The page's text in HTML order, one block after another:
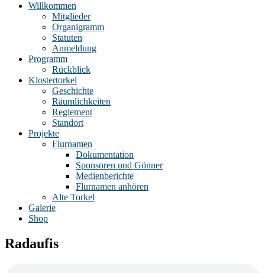
Willkommen
Mitglieder
Organigramm
Statuten
Anmeldung
Programm
Rückblick
Klostertorkel
Geschichte
Räumlichkeiten
Reglement
Standort
Projekte
Flurnamen
Dokumentation
Sponsoren und Gönner
Medienberichte
Flurnamen anhören
Alte Torkel
Galerie
Shop
Radaufis